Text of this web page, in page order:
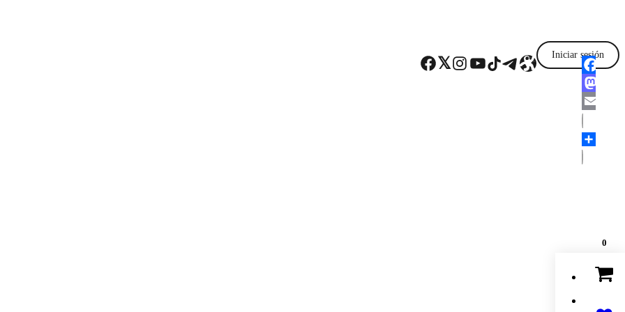
Facebook Twitter Instagram YouTube TikTok Telegram Enlace Iniciar sesión
0
Facebook